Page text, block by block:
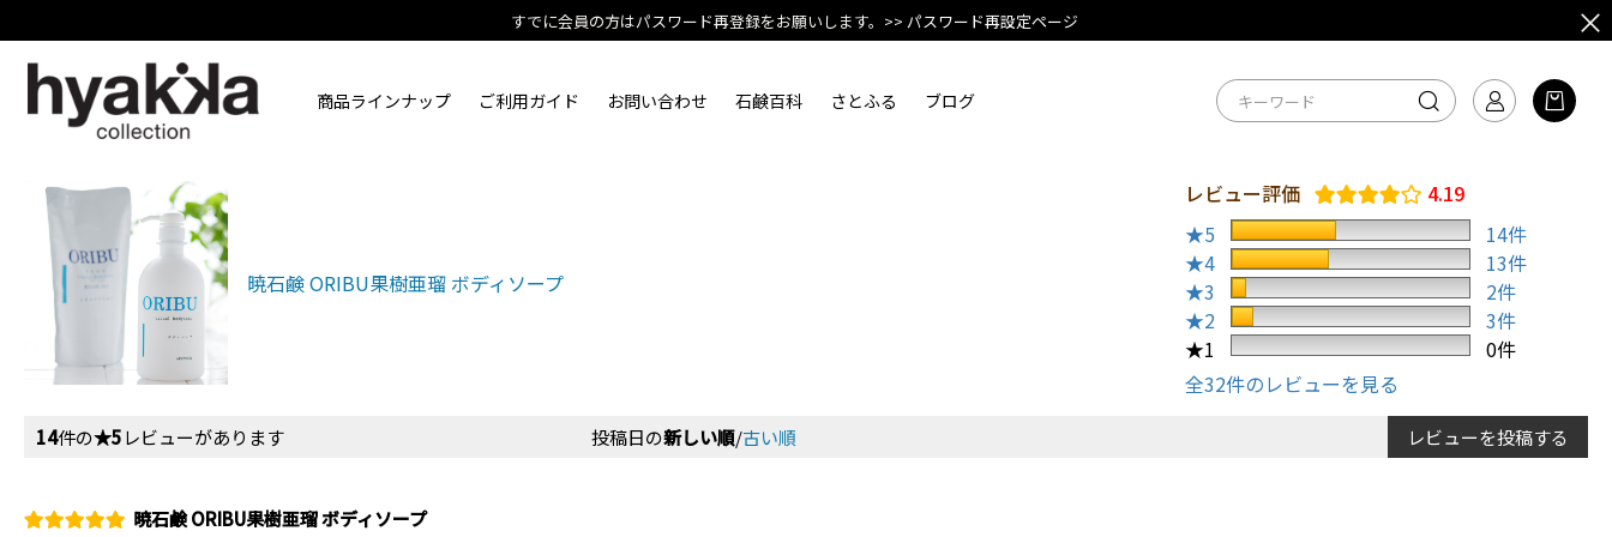
すでに会員の方はパスワード再登録をお願いします。 >> パスワード再設定ページ
商品ラインナップ ご利用ガイド お問い合わせ 石鹸百科 さとふる ブログ
暁石鹸 ORIBU果樹亜瑠 ボディソープ
レビュー評価
4.19
★5
14件
★4
13件
★3
2件
★2
3件
★1
0件
全32件のレビューを見る
14件の★5レビューがあります 投稿日の新しい順/古い順 レビューを投稿する
暁石鹸 ORIBU果樹亜瑠 ボディソープ